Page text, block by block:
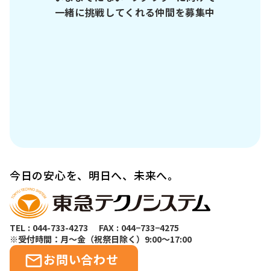
一緒に挑戦してくれる仲間を募集中
今日の安心を、明日へ、未来へ。
TEL : 044-733-4273 FAX : 044−733−4275
※受付時間：月〜金（祝祭日除く）9:00～17:00
mail_outlineお問い合わせ